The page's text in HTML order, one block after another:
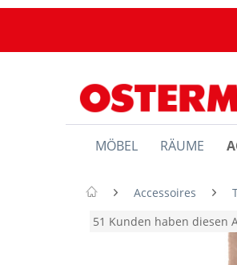
MÖBEL RÄUME
Accessoires
51 Kunden haben diesen